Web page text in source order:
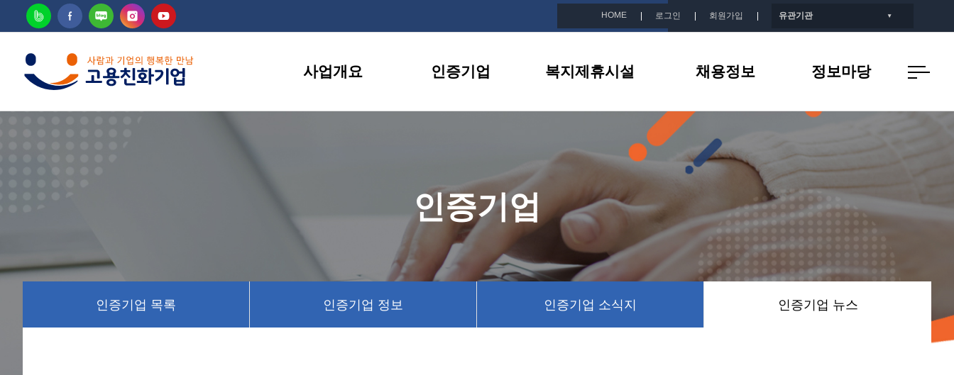
유관기관 ▼
회원가입
로그인
HOME
사업개요
고용친화기업이란
인증기업
인증기업 목록
인증기업 소식지
인증기업 뉴스
복지제휴시설
복지제휴시설 소개
제휴시설 이벤트
채용정보
인증기업 채용정보
정보마당
공지사항
인증기업
인증기업 목록 인증기업 정보 인증기업 소식지 인증기업 뉴스